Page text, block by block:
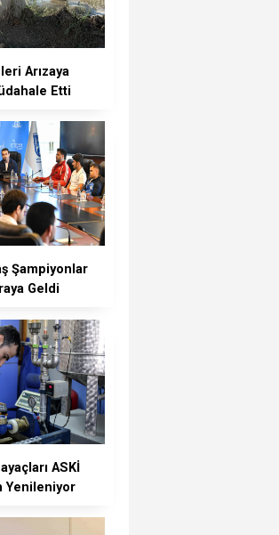
Arızaya
Etti
Şampiyonlar
Geldi
ASKİ
Yenileniyor